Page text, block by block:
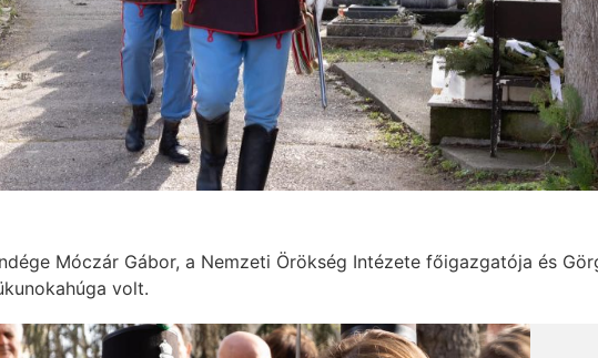
Móczár Gábor, a Nemzeti Örökség Intézete főigazgatója és
volt.